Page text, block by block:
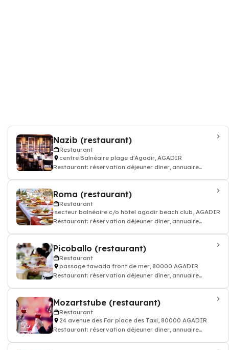
Nazib (restaurant)
Restaurant
centre Balnéaire plage d'Agadir, AGADIR
Restaurant: réservation déjeuner dîner, annuaire
Roma (restaurant)
Restaurant
secteur balnéaire c/o hôtel agadir beach club, AGADIR
Restaurant: réservation déjeuner dîner, annuaire
Picoballo (restaurant)
Restaurant
passage tawada front de mer, 80000 AGADIR
Restaurant: réservation déjeuner dîner, annuaire
Mozartstube (restaurant)
Restaurant
24 avenue des Far place des Taxi, 80000 AGADIR
Restaurant: réservation déjeuner dîner, annuaire